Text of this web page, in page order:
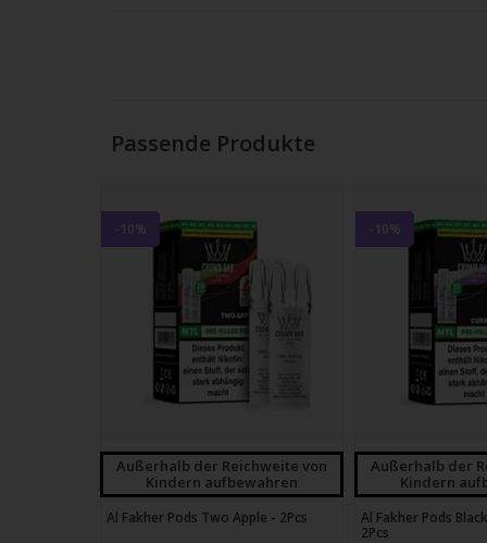
Passende Produkte
-10%
Außerhalb der Reichweite von
Kindern aufbewahren
Al Fakher Pods Two Apple - 2Pcs
-10%
Außerhalb der
Kindern
Al Fakher Pods
2Pcs